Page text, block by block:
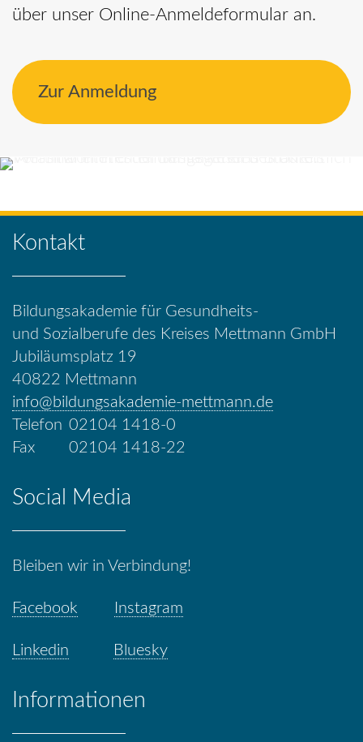
über unser Online-Anmeldeformular an.
Zur Anmeldung
Kontakt
Bildungsakademie für Gesundheits-
und Sozialberufe des Kreises Mettmann GmbH
Jubiläumsplatz 19
40822 Mettmann
info@bildungsakademie-mettmann.de
Telefon 02104 1418-0
Fax
02104 1418-22
Social Media
Bleiben wir in Verbindung!
Facebook Instagram
Linkedin Bluesky
Informationen